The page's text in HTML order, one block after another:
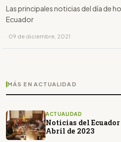
Las principales noticias del día de
Ecuador
· 09 de diciembre, 2021
MÁS EN ACTUALIDAD
ACTUALIDAD
Noticias del
Abril de 2023